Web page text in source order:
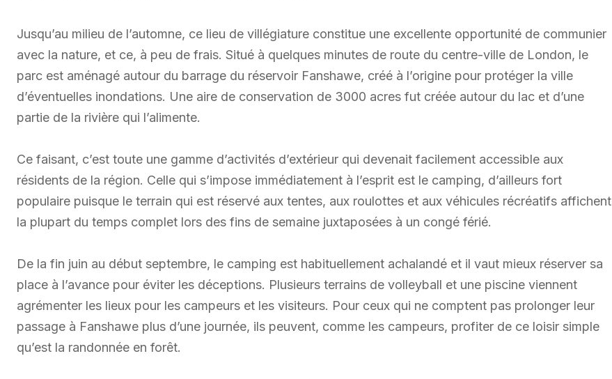
Jusqu’au milieu de l’automne, ce lieu de villégiature constitue une excellente opportunité de communier
avec la nature, et ce, à peu de frais. Situé à quelques minutes de route du centre-ville de London, le
parc est aménagé autour du barrage du réservoir Fanshawe, créé à l’origine pour protéger la ville
d’éventuelles inondations. Une aire de conservation de 3000 acres fut créée autour du lac et d’une
partie de la rivière qui l’alimente.
Ce faisant, c’est toute une gamme d’activités d’extérieur qui devenait facilement accessible aux
résidents de la région. Celle qui s’impose immédiatement à l’esprit est le camping, d’ailleurs fort
populaire puisque le terrain qui est réservé aux tentes, aux roulottes et aux véhicules récréatifs affichent
la plupart du temps complet lors des fins de semaine juxtaposées à un congé férié.
De la fin juin au début septembre, le camping est habituellement achalandé et il vaut mieux réserver sa
place à l’avance pour éviter les déceptions. Plusieurs terrains de volleyball et une piscine viennent
agrémenter les lieux pour les campeurs et les visiteurs. Pour ceux qui ne comptent pas prolonger leur
passage à Fanshawe plus d’une journée, ils peuvent, comme les campeurs, profiter de ce loisir simple
qu’est la randonnée en forêt.